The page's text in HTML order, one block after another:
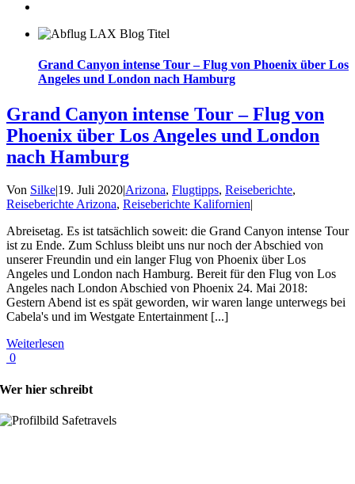
Grand Canyon intense Tour – Flug von Phoenix über Los
Angeles und London nach Hamburg
Grand Canyon intense Tour – Flug von
Phoenix über Los Angeles und London
nach Hamburg
Von Silke|19. Juli 2020|Arizona, Flugtipps, Reiseberichte,
Reiseberichte Arizona, Reiseberichte Kalifornien|
Abreisetag. Es ist tatsächlich soweit: die Grand Canyon intense Tour
ist zu Ende. Zum Schluss bleibt uns nur noch der Abschied von
unserer Freundin und ein langer Flug von Phoenix über Los
Angeles und London nach Hamburg. Bereit für den Flug von Los
Angeles nach London Abschied von Phoenix 24. Mai 2018:
Gestern Abend ist es spät geworden, wir waren lange unterwegs bei
Cabela's und im Westgate Entertainment [...]
Weiterlesen
0
Wer hier schreibt